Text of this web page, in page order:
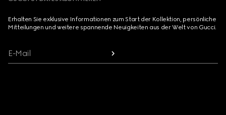
Erhalten Sie exklusive Informationen zum Start der Kollektion, persönliche
Mitteilungen und weitere spannende Neuigkeiten aus der Welt von Gucci.
E-Mail